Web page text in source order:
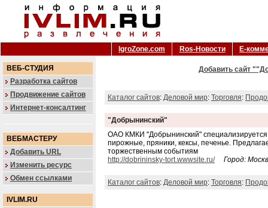
IgroZone.com Ros-Новости Е-
ВЕБ-СТУДИЯ
Разработка сайтов
Продвижение сайтов
Интернет-консалтинг
ВЕБМАСТЕРУ
Добавить URL
Изменить ресурс
Обмен ссылками
IVLIM.RU
Добавить сайт
Каталог сайтов: Деловой мир: Торговля:
"Добрынинский"
ОАО КМКИ "Добрынинский" специализируется
пирожные, пряники, кексы, печенье.
торжественным событиям
http://dobrininsky-tort.wwwsite.ru/
Город:
Каталог сайтов: Деловой мир: Торговля: